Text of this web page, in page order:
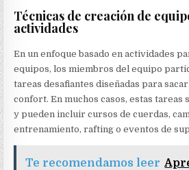
Técnicas de creación de
actividades
En un enfoque basado en actividades
equipos, los miembros del equipo
tareas desafiantes diseñadas para
confort. En muchos casos, estas tareas
y pueden incluir cursos de cuerdas,
entrenamiento, rafting o eventos de
Te recomendamos leer